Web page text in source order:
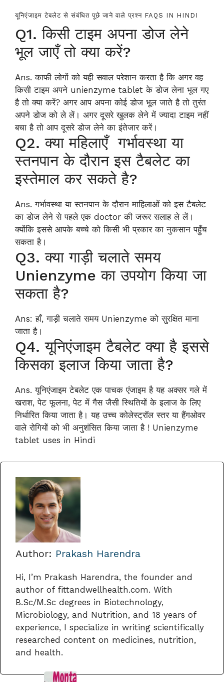
यूनिएंजाइम टेबलेट से संबंधित पूछे जाने वाले प्रश्न FAQS IN HINDI
Q1. किसी टाइम अपना डोज लेने
भूल जाएँ तो क्या करें?
Ans. काफी लोगों को यही सवाल परेशान करता है कि अगर वह
किसी टाइम अपने unienzyme tablet के डोज लेना भूल गए
है तो क्या करें? अगर आप अपना कोई डोज भूल जाते है तो तुरंत
अपने डोज को ले लें। अगर दूसरे खुलक लेने में ज्यादा टाइम नहीं
बचा है तो आप दूसरे डोज लेने का इंतेजार करें।
Q2. क्या महिलाएँ गर्भावस्था या
स्तनपान के दौरान इस टैबलेट का
इस्तेमाल कर सकते है?
Ans. गर्भावस्था या स्तनपान के दौरान माहिलाओं को इस टैबलेट
का डोज लेने से पहले एक doctor की जरूर सलाह ले लें।
क्योंकि इससे आपके बच्चे को किसी भी प्रकार का नुकसान पहुँच
सकता है।
Q3. क्या गाड़ी चलाते समय
Unienzyme का उपयोग किया जा
सकता है?
Ans: हाँ, गाड़ी चलाते समय Unienzyme को सुरक्षित माना
जाता है।
Q4. यूनिएंजाइम टैबलेट क्या है इससे
किसका इलाज किया जाता है?
Ans. यूनिएंजाइम टेबलेट एक पाचक एंजाइम है यह अक्सर गले में
खराश, पेट फूलना, पेट में गैस जैसी स्थितियों के इलाज के लिए
निर्धारित किया जाता है। यह उच्च कोलेस्ट्रॉल स्तर या हैंगओवर
वाले रोगियों को भी अनुशंसित किया जाता है ! Unienzyme
tablet uses in Hindi
Author: Prakash Harendra
Hi, I’m Prakash Harendra, the founder and
author of fittandwellhealth.com. With
B.Sc/M.Sc degrees in Biotechnology,
Microbiology, and Nutrition, and 18 years of
experience, I specialize in writing scientifically
researched content on medicines, nutrition,
and health.